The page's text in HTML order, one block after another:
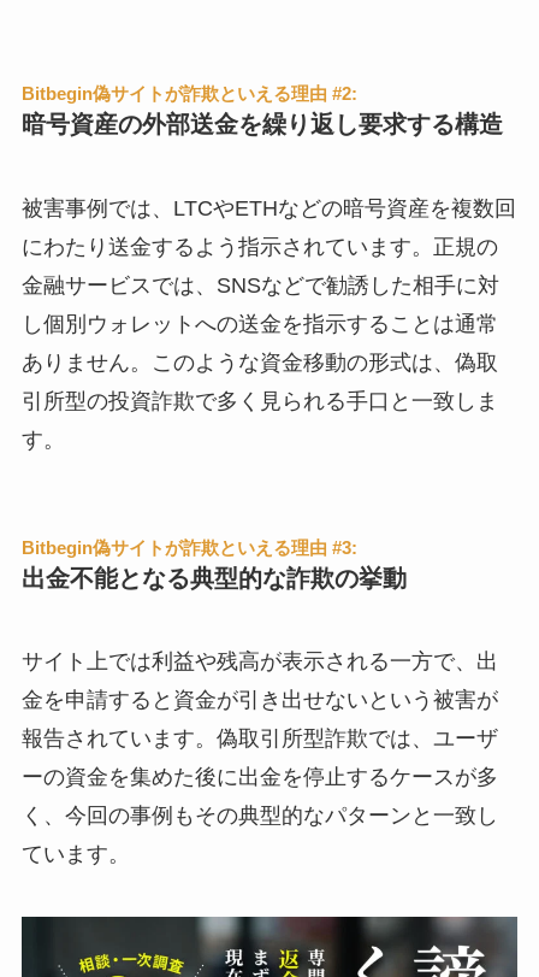
Bitbegin偽サイトが詐欺といえる理由 #2:
暗号資産の外部送金を繰り返し要求する構造
被害事例では、LTCやETHなどの暗号資産を複数回
にわたり送金するよう指示されています。正規の
金融サービスでは、SNSなどで勧誘した相手に対
し個別ウォレットへの送金を指示することは通常
ありません。このような資金移動の形式は、偽取
引所型の投資詐欺で多く見られる手口と一致しま
す。
Bitbegin偽サイトが詐欺といえる理由 #3:
出金不能となる典型的な詐欺の挙動
サイト上では利益や残高が表示される一方で、出
金を申請すると資金が引き出せないという被害が
報告されています。偽取引所型詐欺では、ユーザ
ーの資金を集めた後に出金を停止するケースが多
く、今回の事例もその典型的なパターンと一致し
ています。